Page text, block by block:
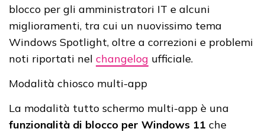
blocco per gli amministratori IT e alcuni
miglioramenti, tra cui un nuovissimo tema
Windows Spotlight, oltre a correzioni e problemi
noti riportati nel changelog ufficiale.
Modalità chiosco multi-app
La modalità tutto schermo multi-app è una
funzionalità di blocco per Windows 11 che